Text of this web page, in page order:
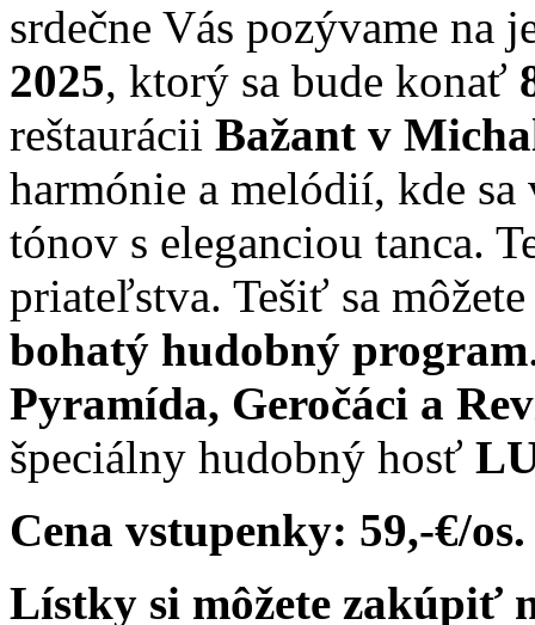
srdečne Vás pozývame na
2025, ktorý sa bude konať
reštaurácii Bažant v
harmónie a melódií, kde
tónov s eleganciou tanca.
priateľstva. Tešiť sa
bohatý hudobný program
Pyramída, Geročáci a
špeciálny hudobný hosť
Cena vstupenky: 59,-€/os.
Lístky si môžete zakúpiť